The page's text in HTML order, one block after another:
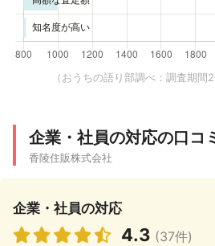
（おうちの語り部調べ：調査期間
企業・社員の対応の口コ
香陵住販株式会社
企業・社員の対応
4.3 (37件)